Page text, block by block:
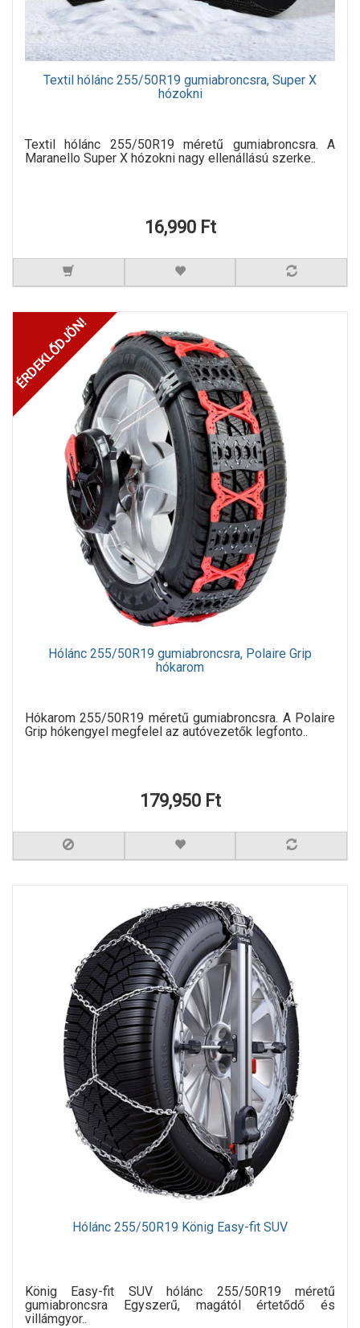
Textil hólánc 255/50R19 gumiabroncsra, Super X
hózokni
Textil hólánc 255/50R19 méretű gumiabroncsra. A
Maranello Super X hózokni nagy ellenállású szerke..
16,990 Ft
ÉRDEKLŐDJÖN!
Hólánc 255/50R19 gumiabroncsra, Polaire Grip
hókarom
Hókarom 255/50R19 méretű gumiabroncsra. A Polaire
Grip hókengyel megfelel az autóvezetők legfonto..
179,950 Ft
Hólánc 255/50R19 König Easy-fit SUV
König Easy-fit SUV hólánc 255/50R19 méretű
gumiabroncsra Egyszerű, magától értetődő és
villámgyor..